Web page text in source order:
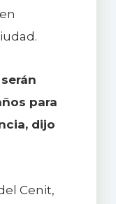
para
dijo
Cenit,